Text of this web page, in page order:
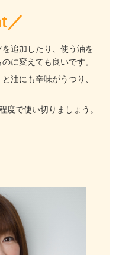
／
追加したり、使う油を
に変えても良いです。
油にも辛味がうつり、
度で使い切りましょう。